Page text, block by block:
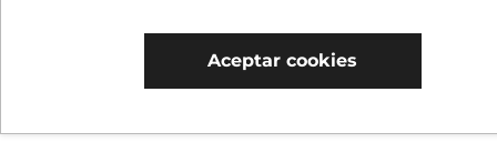
Aceptar cookies